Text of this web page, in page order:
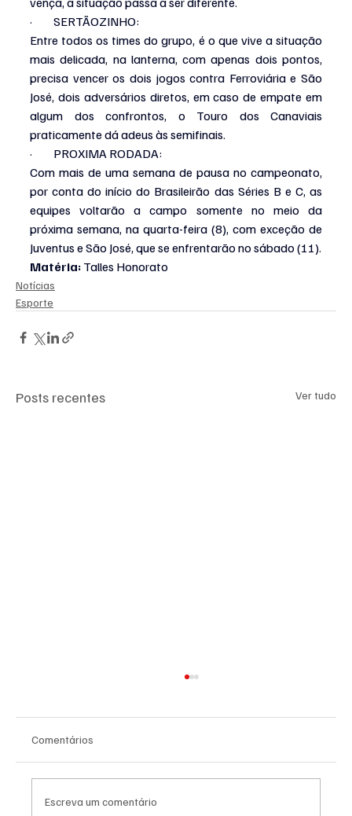
·         SERTÃOZINHO:
Entre todos os times do grupo, é o que vive a situação
mais delicada, na lanterna, com apenas dois pontos,
precisa vencer os dois jogos contra Ferroviária e São
José, dois adversários diretos, em caso de empate em
algum dos confrontos, o Touro dos Canaviais
praticamente dá adeus às semifinais.
·         PROXIMA RODADA:
Com mais de uma semana de pausa no campeonato,
por conta do início do Brasileirão das Séries B e C, as
equipes voltarão a campo somente no meio da
próxima semana, na quarta-feira (8), com exceção de
Juventus e São José, que se enfrentarão no sábado (11).
Matéria: Talles Honorato
Notícias
Esporte
Posts recentes Ver tudo
Comentários
Escreva um comentário